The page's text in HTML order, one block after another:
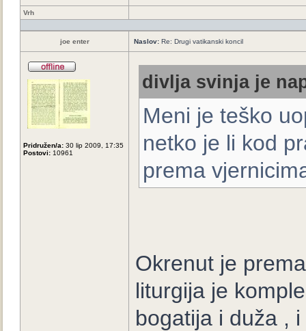
Vrh
joe enter Naslov: Re: Drugi vatikanski koncil
Pridružen/a: 30 lip 2009, 17:35
Postovi: 10961
divlja svinja je
Meni je teško
netko je li kod
prema
Okrenut je
liturgija je
bogatija i duža ,